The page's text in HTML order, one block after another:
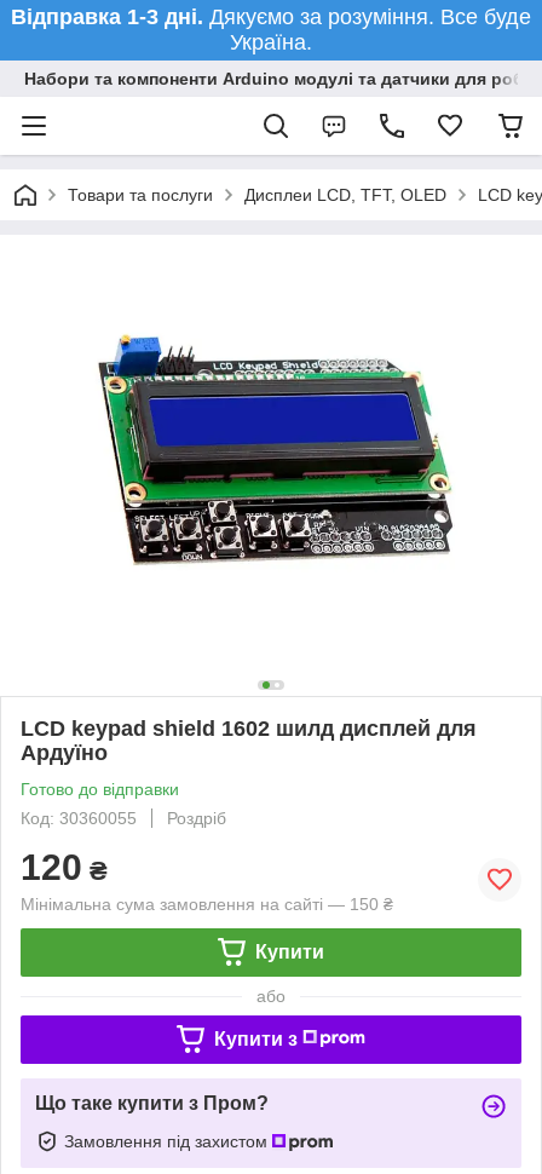
Відправка 1-3 дні. Дякуємо за розуміння. Все буде
Україна.
Набори та компоненти Arduino модулі та датчики для
Товари та послуги Дисплеи LCD, TFT, OLED LCD
LCD keypad shield 1602 шилд дисплей для
Ардуїно
Готово до відправки
Код: 30360055
Роздріб
120 ₴
Мінімальна сума замовлення на сайті — 150 ₴
Купити
або
Купити з
Що таке купити з Пром?
Замовлення під захистом